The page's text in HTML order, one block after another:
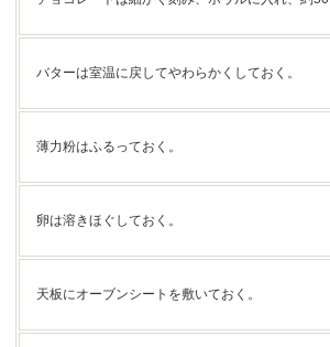
バターは室温に戻してやわらかくしておく。
薄力粉はふるっておく。
卵は溶きほぐしておく。
天板にオーブンシートを敷いておく。